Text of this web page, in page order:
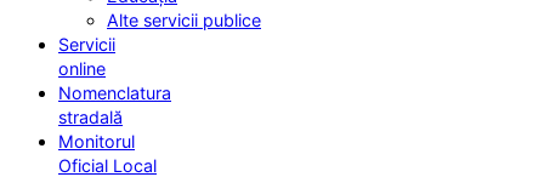
Alte servicii publice
Servicii
online
Nomenclatura
stradală
Monitorul
Oficial Local